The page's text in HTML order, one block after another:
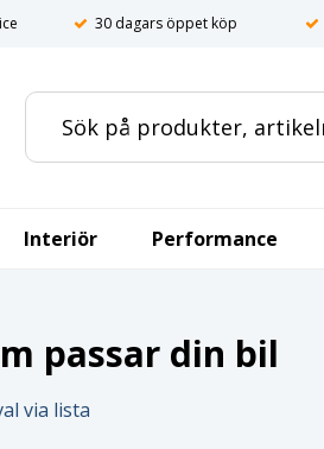
30 dagars öppet köp
Interiör Performance
passar din bil
via lista